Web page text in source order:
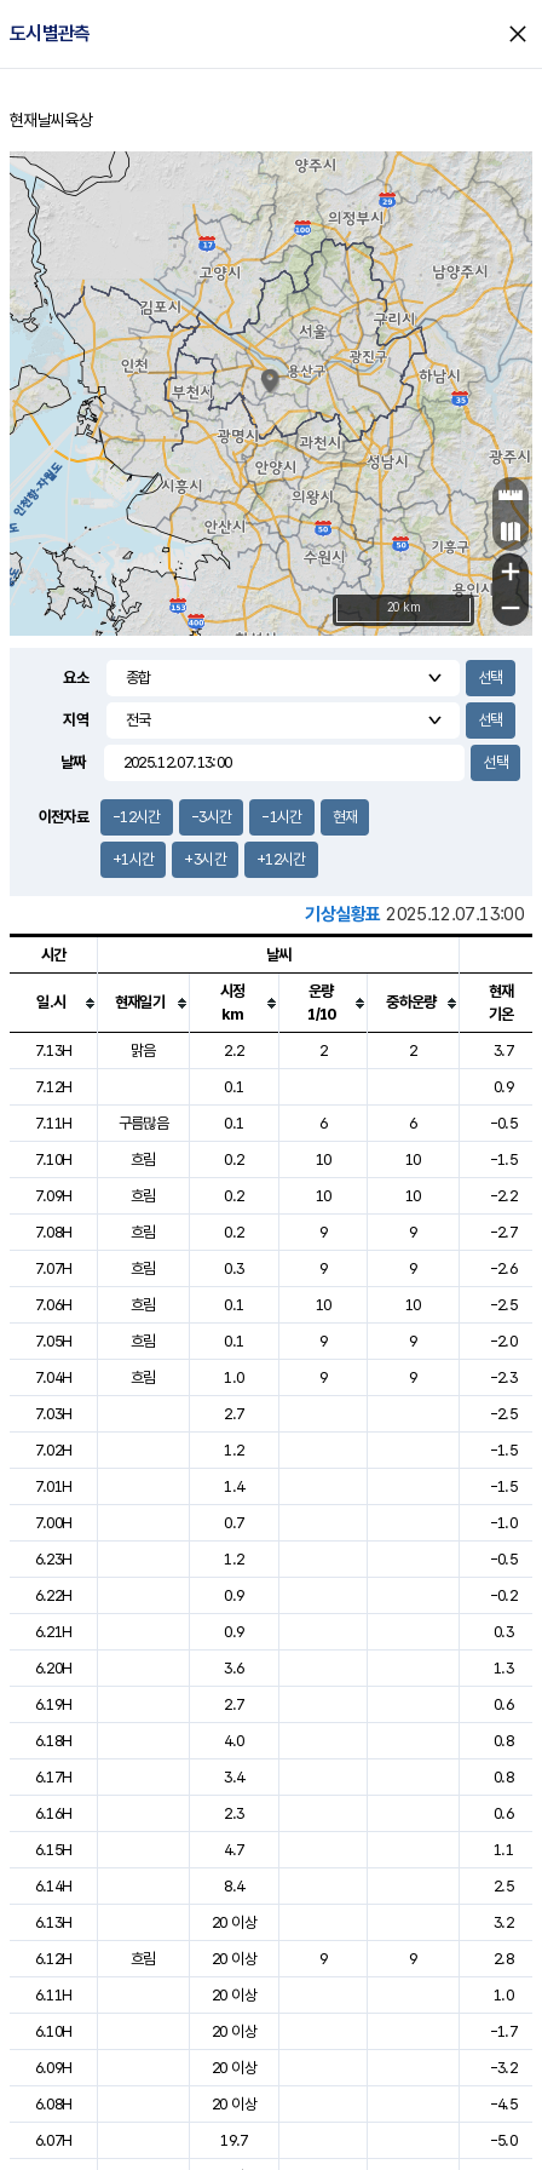
도시별관측 close
홈
현재날씨 육상
+
−
20 km
요소
지역
날짜
이전자료 -12시간 -3시간 -1시간 현재
+1시간 +3시간 +12시간
기상실황표 2025.12.07.13:00
도시별 기상실황표로 지점, 날씨, 기온, 강수, 바람, 기압등을 안내한 표입
시간 날씨
일.시 현재일기
시정
km
운량
1/10
중하운량
현재
기온
7.13H
맑음 2.2 2 2
3.7
7.12H
0.1
0.9
7.11H
구름많음 0.1 6 6
-0.5
7.10H
흐림 0.2 10 10
-1.5
7.09H
흐림 0.2 10 10
-2.2
7.08H
흐림 0.2 9 9
-2.7
7.07H
흐림 0.3 9 9
-2.6
7.06H
흐림 0.1 10 10
-2.5
7.05H
흐림 0.1 9 9
-2.0
7.04H
흐림 1.0 9 9
-2.3
7.03H
2.7
-2.5
7.02H
1.2
-1.5
7.01H
1.4
-1.5
7.00H
0.7
-1.0
6.23H
1.2
-0.5
6.22H
0.9
-0.2
6.21H
0.9
0.3
6.20H
3.6
1.3
6.19H
2.7
0.6
6.18H
4.0
0.8
6.17H
3.4
0.8
6.16H
2.3
0.6
6.15H
4.7
1.1
6.14H
8.4
2.5
6.13H
20 이상
3.2
6.12H
흐림 20 이상 9 9
2.8
6.11H
20 이상
1.0
6.10H
20 이상
-1.7
6.09H
20 이상
-3.2
6.08H
20 이상
-4.5
6.07H
19.7
-5.0